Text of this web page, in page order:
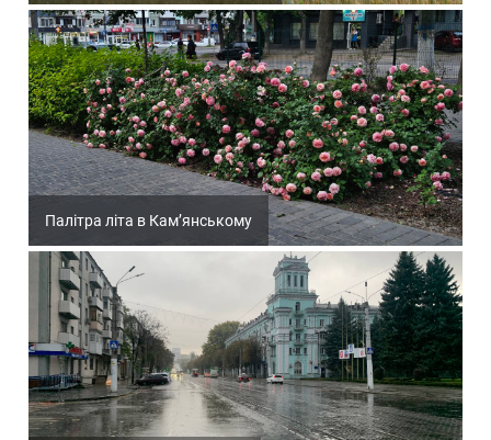
Палітра літа в Кам’янському